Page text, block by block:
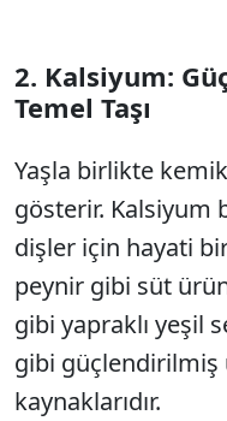
2. Kalsiyum:
Temel Taşı
Yaşla birlikte
gösterir. Kalsiyum
dişler için hayati
peynir gibi süt
gibi yapraklı yeşil
gibi güçlendirilmiş
kaynaklarıdır.